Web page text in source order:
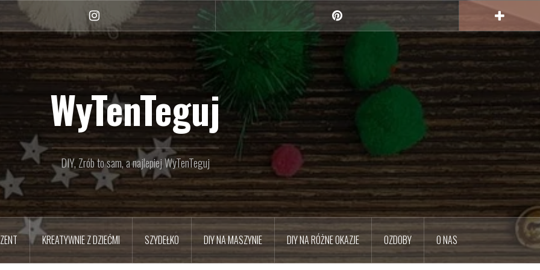
Instagram
WyTenTeguj
DIY, Zrób to sam, a najlepiej WyTenTeguj
KREATYWNIE Z DZIEĆMI SZYDEŁKO DIY NA MASZYNIE DIY NA RÓŻNE OKAZJE OZDOBY O NAS